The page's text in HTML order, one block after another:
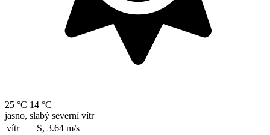
25 °C 14 °C
jasno, slabý severní vítr
vítr
S, 3.64 m/s